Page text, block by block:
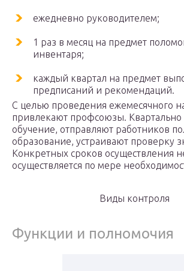
ежедневно руководителем;
1 раз в месяц на предмет
инвентаря;
каждый квартал на предмет
предписаний и рекомендаций.
С целью проведения ежемесячного
привлекают профсоюзы. Квартально
обучение, отправляют работников
образование, устраивают проверку
Конкретных сроков осуществления
осуществляется по мере
Виды контроля
Функции и полномочия